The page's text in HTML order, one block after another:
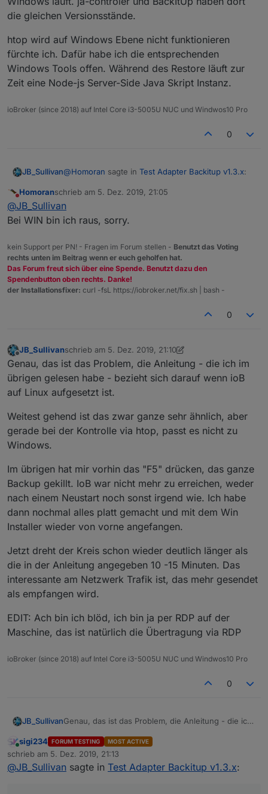
die gleichen Versionsstände.
htop wird auf Windows Ebene nicht funktionieren
fürchte ich. Dafür habe ich die entsprechenden
Windows Tools offen. Während des Restore läuft zur
Zeit eine Node-js Server-Side Java Skript Instanz.
ioBroker (since 2018) auf Intel Core i3-5005U NUC und Windwos10 Pro
0
JB_Sullivan@Homoran sagte in Test Adapter Backitup v1.3.x:
controller war dann 2.1, habe ich aber gleich auf
2.1.1 angehoben.
BackItUp in der Version 1.3.1
Das minimal Backup stammt von heute Nacht von
meinem Produktiven System wo ioB ebenfalls unter
fürchte ich. Dafür habe ich die entsprechenden
Instanz.
Nicht stören
Homoranschrieb am 5. Dez. 2019, 21:05
zuletzt editiert von
@JB_Sullivan
Bei WIN bin ich raus, sorry.
kein Support per PN! - Fragen im Forum stellen - Benutzt das Voting
rechts unten im Beitrag wenn er euch geholfen hat.
Das Forum freut sich über eine Spende. Benutzt dazu den
Spendenbutton oben rechts. Danke!
der Installationsfixer: curl -fsL https://iobroker.net/fix.sh | bash -
0
JB_Sullivanschrieb am 5. Dez. 2019, 21:10
zuletzt editiert von JB_Sullivan12. Mai 2019, 22:13
Genau, das ist das Problem, die Anleitung - die ich im
übrigen gelesen habe - bezieht sich darauf wenn ioB
auf Linux aufgesetzt ist.
Weitest gehend ist das zwar ganze sehr ähnlich, aber
gerade bei der Kontrolle via htop, passt es nicht zu
Windows.
Im übrigen hat mir vorhin das "F5" drücken, das ganze
Backup gekillt. IoB war nicht mehr zu erreichen, weder
nach einem Neustart noch sonst irgend wie. Ich habe
dann nochmal alles platt gemacht und mit dem Win
Installer wieder von vorne angefangen.
Jetzt dreht der Kreis schon wieder deutlich länger als
die in der Anleitung angegeben 10 -15 Minuten. Das
interessante am Netzwerk Trafik ist, das mehr gesendet
als empfangen wird.
EDIT: Ach bin ich blöd, ich bin ja per RDP auf der
Maschine, das ist natürlich die Übertragung via RDP
ioBroker (since 2018) auf Intel Core i3-5005U NUC und Windwos10 Pro
0
JB_SullivanGenau, das ist das Problem, die Anleitung - die ich
wenn ioB auf Linux aufgesetzt ist.
Weitest gehend ist das zwar ganze sehr ähnlich,
aber gerade bei der Kontrolle via htop, passt es
nicht zu Windows.
Im übrigen hat mir vorhin das "F5" drücken, das
Online
sigi234 FORUM TESTING MOST ACTIVE
schrieb am 5. Dez. 2019, 21:13
zuletzt editiert von
@JB_Sullivan sagte in Test Adapter Backitup v1.3.x: